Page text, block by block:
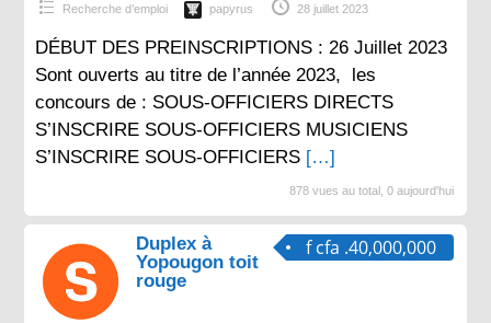
Recherche d’emploi papyrus 28 juillet 2023
DÉBUT DES PREINSCRIPTIONS : 26 Juillet 2023
Sont ouverts au titre de l’année 2023, les
concours de : SOUS-OFFICIERS DIRECTS
S’INSCRIRE SOUS-OFFICIERS MUSICIENS
S’INSCRIRE SOUS-OFFICIERS […]
878 vues au total, 0 aujourd'hui
f cfa .40,000,000
Duplex à
Yopougon toit
rouge